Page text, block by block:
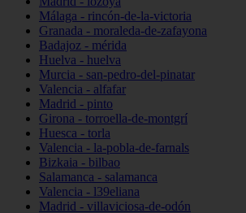
Málaga - rincón-de-la-victoria
Granada - moraleda-de-zafayona
Badajoz - mérida
Huelva - huelva
Murcia - san-pedro-del-pinatar
Valencia - alfafar
Madrid - pinto
Girona - torroella-de-montgrí
Huesca - torla
Valencia - la-pobla-de-farnals
Bizkaia - bilbao
Salamanca - salamanca
Valencia - l39eliana
Madrid - villaviciosa-de-odón